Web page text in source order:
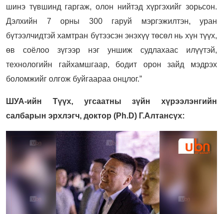
шинэ түвшинд гаргаж, олон нийтэд хүргэхийг зорьсон.
Дэлхийн 7 орны 300 гаруй мэргэжилтэн, уран
бүтээлчидтэй хамтран бүтээсэн энэхүү төсөл нь хүн түүх,
өв соёлоо зүгээр нэг уншиж судлахаас илүүтэй,
технологийн гайхамшгаар, бодит орон зайд мэдрэх
боломжийг олгож буйгаараа онцлог.”
ШУА-ийн Түүх, угсаатны зүйн хүрээлэнгийн
салбарын эрхлэгч, доктор (Ph.D) Г.Алтансүх: